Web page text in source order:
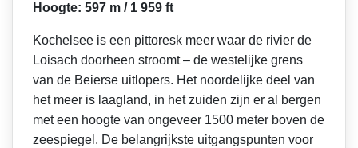
Hoogte: 597 m / 1 959 ft
Kochelsee is een pittoresk meer waar de rivier de
Loisach doorheen stroomt – de westelijke grens
van de Beierse uitlopers. Het noordelijke deel van
het meer is laagland, in het zuiden zijn er al bergen
met een hoogte van ongeveer 1500 meter boven de
zeespiegel. De belangrijkste uitgangspunten voor